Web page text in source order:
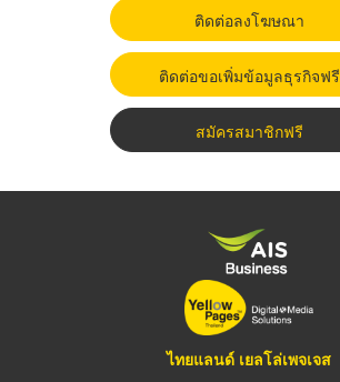
ติดต่อลงโฆษณา
ติดต่อขอเพิ่มข้อมูลธุรกิจฟรี
สมัครสมาชิกฟรี
ไทยแลนด์ เยลโล่เพจเจส